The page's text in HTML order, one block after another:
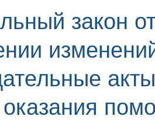
закон
оказания